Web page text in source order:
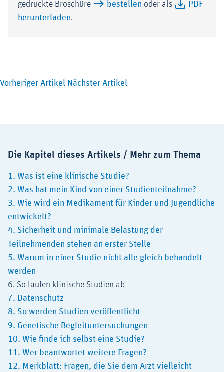
gedruckte Broschüre
bestellen oder als
PDF
herunterladen.
Vorheriger Artikel Nächster Artikel
Die Kapitel dieses Artikels / Mehr zum Thema
1. Was ist eine klinische Studie?
2. Was hat mein Kind von einer Studienteilnahme?
3. Wie wird ein Medikament für Kinder und Jugendliche
entwickelt?
4. Sicherheit und minimale Belastung der
Teilnehmenden stehen an erster Stelle
5. Warum in einer Studie nicht alle gleich behandelt
werden
6. So laufen klinische Studien ab
7. Datenschutz
8. So werden Studien veröffentlicht
9. Genetische Begleituntersuchungen
10. Wie finde ich selbst eine Studie?
11. Wer beantwortet weitere Fragen?
12. Merkblatt: Fragen, die Sie dem Arzt vielleicht